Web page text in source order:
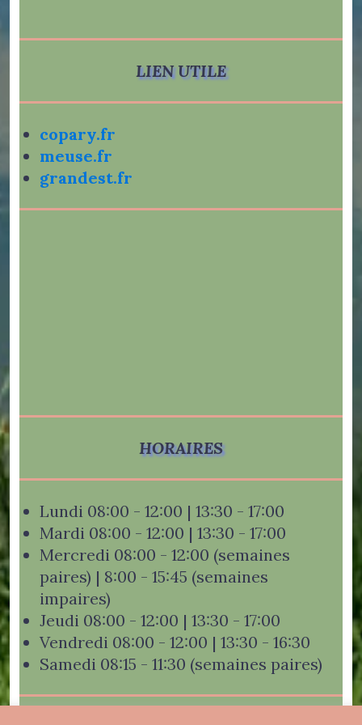
LIEN UTILE
copary.fr
meuse.fr
grandest.fr
HORAIRES
Lundi 08:00 - 12:00 | 13:30 - 17:00
Mardi 08:00 - 12:00 | 13:30 - 17:00
Mercredi 08:00 - 12:00 (semaines
paires) | 8:00 - 15:45 (semaines
impaires)
Jeudi 08:00 - 12:00 | 13:30 - 17:00
Vendredi 08:00 - 12:00 | 13:30 - 16:30
Samedi 08:15 - 11:30 (semaines paires)